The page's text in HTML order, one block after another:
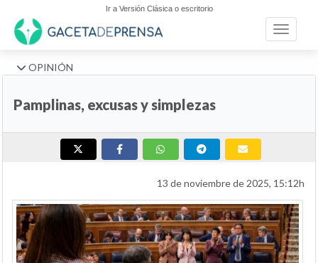
Ir a Versión Clásica o escritorio
Toggle
OPINIÓN
Pamplinas, excusas y simplezas
13 de noviembre de 2025, 15:12h